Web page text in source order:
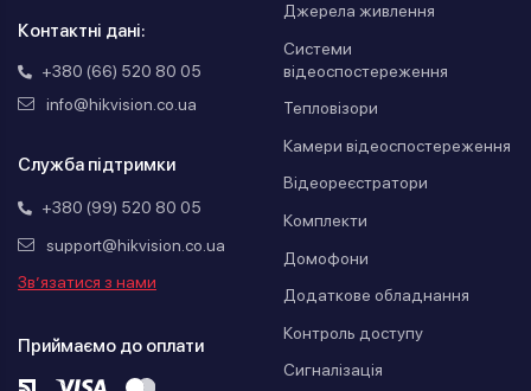
Контактні дані:
+380 (66) 520 80 05
info@hikvision.co.ua
Служба підтримки
+380 (99) 520 80 05
support@hikvision.co.ua
Зв’язатися з нами
Приймаємо до оплати
Джерела живлення
Системи
відеоспостереження
Тепловізори
Камери відеоспостереження
Відеореєстратори
Комплекти
Домофони
Додаткове обладнання
Контроль доступу
Сигналізація